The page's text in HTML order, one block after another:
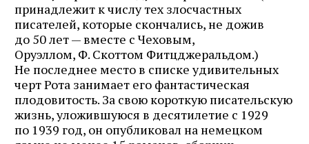
принадлежит к числу тех злосчастных
писателей, которые скончались, не дожив
до 50 лет — вместе с Чеховым,
Оруэллом, Ф. Скоттом Фитцджеральдом.)
Не последнее место в списке удивительных
черт Рота занимает его фантастическая
плодовитость. За свою короткую писательскую
жизнь, уложившуюся в десятилетие с 1929
по 1939 год, он опубликовал на немецком